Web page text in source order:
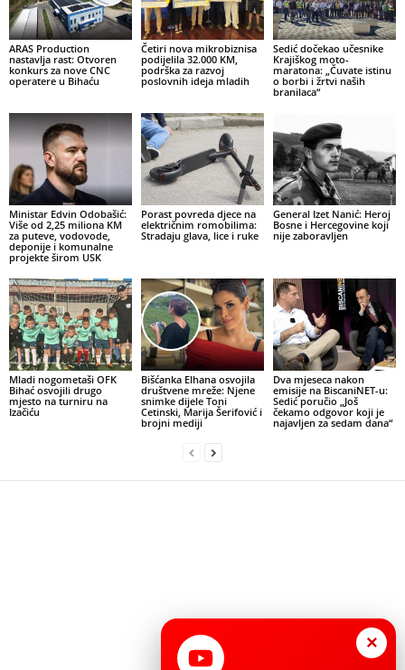
ARAS Production
nastavlja rast: Otvoren
konkurs za nove CNC
operatere u Bihaću
Četiri nova mikrobiznisa
podijelila 32.000 KM,
podrška za razvoj
poslovnih ideja mladih
Sedić dočekao učesnike
Krajiškog moto-
maratona: „Čuvate istinu
o borbi i žrtvi naših
branilaca“
Ministar Edvin Odobašić:
Više od 2,25 miliona KM
za puteve, vodovode,
deponije i komunalne
projekte širom USK
Porast povreda djece na
električnim romobilima:
Stradaju glava, lice i ruke
General Izet Nanić: Heroj
Bosne i Hercegovine koji
nije zaboravljen
Mladi nogometaši OFK
Bihać osvojili drugo
mjesto na turniru na
Izačiću
Bišćanka Elhana osvojila
društvene mreže: Njene
snimke dijele Toni
Cetinski, Marija Šerifović i
brojni mediji
Dva mjeseca nakon
emisije na BiscaniNET-u:
Sedić poručio „Još
čekamo odgovor koji je
najavljen za sedam dana“
×